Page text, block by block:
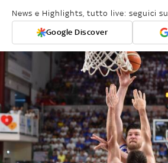
News e Highlights, tutto live: seguici su
Google Discover